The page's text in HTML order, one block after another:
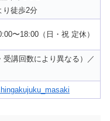
り徒歩2分
〜18:00（日・祝 定休）
受講回数により異なる）／